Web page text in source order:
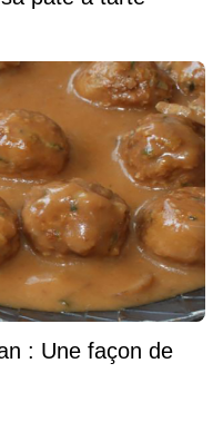
: Une façon de